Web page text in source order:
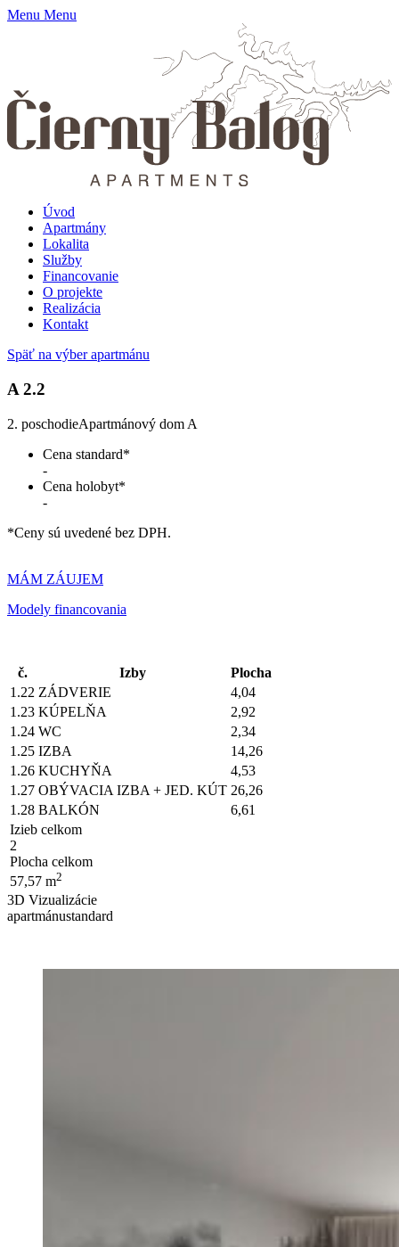
Menu Menu
Úvod
Apartmány
Lokalita
Služby
Financovanie
O projekte
Realizácia
Kontakt
Späť na výber apartmánu
A 2.2
2. poschodieApartmánový dom A
Cena standard*
-
Cena holobyt*
-
*Ceny sú uvedené bez DPH.
MÁM ZÁUJEM
Modely financovania
č. Izby
Plocha
1.22 ZÁDVERIE
4,04
1.23 KÚPELŇA
2,92
1.24 WC
2,34
1.25 IZBA
14,26
1.26 KUCHYŇA
4,53
1.27 OBÝVACIA IZBA + JED. KÚT 26,26
1.28 BALKÓN
6,61
Izieb celkom
2
Plocha celkom
57,57 m2
3D Vizualizácie
apartmánustandard